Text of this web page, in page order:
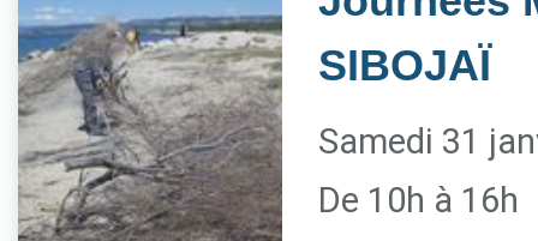
SIBOJAÏ
Samedi 31
De 10h à 16h